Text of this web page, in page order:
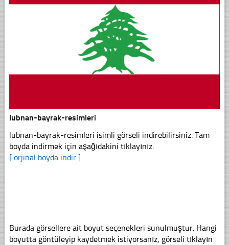
lubnan-bayrak-resimleri
lubnan-bayrak-resimleri isimli görseli indirebilirsiniz. Tam
boyda indirmek için aşağıdakini tıklayınız.
[ orjinal boyda indir ]
Burada görsellere ait boyut seçenekleri sunulmuştur. Hangi
boyutta göntüleyip kaydetmek istiyorsanız, görseli tıklayın